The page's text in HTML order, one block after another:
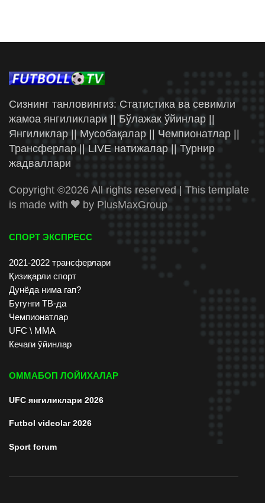
Сизнинг танловингиз: Статистика ва севимли
жамоа янгиликлари || Бўлажак ўйинлар ||
Янгиликлар || Мусобақалар || Чемпионатлар ||
Трансферлар || LIVE натижалар || Турнир
жадваллари
Copyright ©2026 All rights reserved | This template
is made with
by PlusMaxGroup
СПОРТ ЭКСПРЕСС
2021-2022 трансферлари
Қизиқарли спорт
Дунёда нима гап?
Бугунги ТВ-да
Чемпионатлар
UFC \ ММА
Кечаги ўйинлар
ОММАБОП ЛОЙИХАЛАР
UFC янгиликлари 2026
Futbol videolar 2026
Sport forum